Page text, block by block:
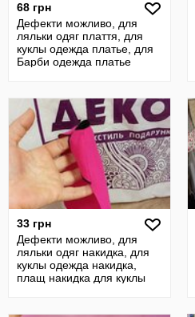
68 грн
Дефекти можливо, для
ляльки одяг плаття, для
куклы одежда платье, для
Барби одежда платье
33 грн
Дефекти можливо, для
ляльки одяг накидка, для
куклы одежда накидка,
плащ накидка для куклы